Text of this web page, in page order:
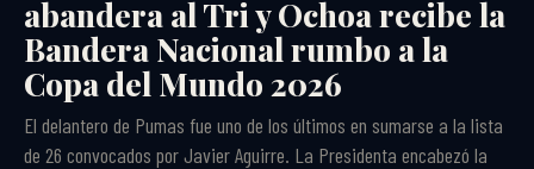
abandera al Tri y Ochoa recibe la
Bandera Nacional rumbo a la
Copa del Mundo 2026
El delantero de Pumas fue uno de los últimos en sumarse a la lista
de 26 convocados por Javier Aguirre. La Presidenta encabezó la